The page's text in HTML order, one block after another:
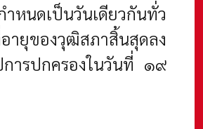
หนดเป็นวันเดียวกันทั่ว
ายุของวุฒิสภาสิ้นสุดลง
ารปกครองในวันที่ ๑๙